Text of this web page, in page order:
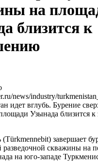
на
близится к
news/industry/
завершает
разведочной скважины на
на юго-западе